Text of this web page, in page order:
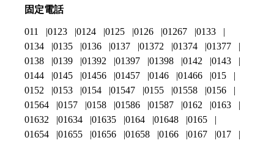
固定電話
011 0123 0124 0125 0126 01267
0133
0134
0135 0136 0137 01372 01374
01377
0138
0139 01392 01397 01398 0142
0143
0144
0145 01456 01457 0146 01466
015
0152
0153 0154 01547 0155 01558
0156
01564
0157 0158 01586 01587 0162
0163
01632
01634 01635 0164 01648
0165
01654
01655 01656 01658 0166 0167
017